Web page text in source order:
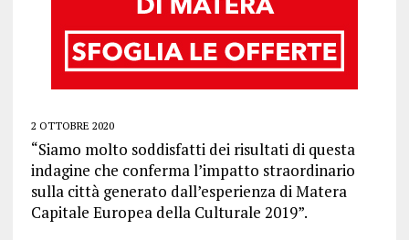
2 OTTOBRE 2020
“Siamo molto soddisfatti dei risultati di questa
indagine che conferma l’impatto straordinario
sulla città generato dall’esperienza di Matera
Capitale Europea della Culturale 2019”.